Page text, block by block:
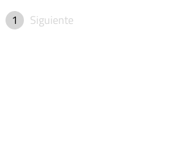
1 Siguiente